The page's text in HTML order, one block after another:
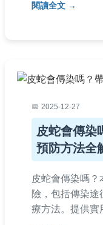
病。
閱讀全文
2025-12-27
皮蛇會傳染
預防方法全
皮蛇會傳染嗎
險，包括傳染
療方法。提供實